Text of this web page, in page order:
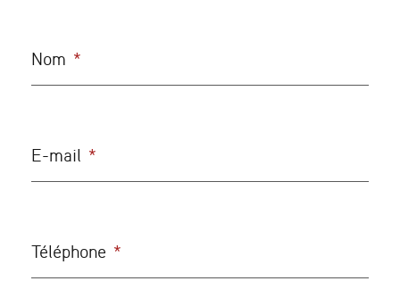
Nom *
E-mail *
Téléphone *